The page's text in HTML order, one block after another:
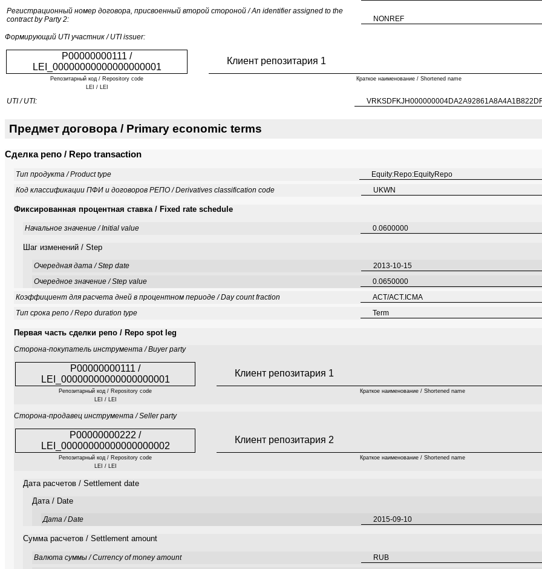
Регистрационный номер договора, присвоенный второй стороной / An identifier assigned to the
contract by Party 2:
NONREF
Формирующий UTI участник / UTI issuer:
P00000000111 /
LEI_00000000000000000001
Клиент репозитария 1
Репозитарный код / Repository code
Краткое наименование / Shortened name
LEI / LEI
UTI / UTI:
Предмет договора / Primary economic terms
Сделка репо / Repo transaction
Тип продукта / Product type
Equity:Repo:EquityRepo
Код классификации ПФИ и договоров РЕПО / Derivatives classification code
UKWN
Фиксированная процентная ставка / Fixed rate schedule
Начальное значение / Initial value 0.0600000
Шаг изменений / Step
Очередная дата / Step date
2013-10-15
Очередное значение / Step value
0.0650000
Коэффициент для расчета дней в процентном периоде / Day count fraction
ACT/ACT.ICMA
Тип срока репо / Repo duration type
Term
Первая часть сделки репо / Repo spot leg
Сторона-покупатель инструмента / Buyer party
P00000000111 /
LEI_00000000000000000001
Клиент репозитария 1
Репозитарный код / Repository code
Краткое наименование / Shortened name
LEI / LEI
Сторона-продавец инструмента / Seller party
P00000000222 /
LEI_00000000000000000002
Клиент репозитария 2
Репозитарный код / Repository code
Краткое наименование / Shortened name
LEI / LEI
Дата расчетов / Settlement date
Дата / Date
Дата / Date 2015-09-10
Сумма расчетов / Settlement amount
Валюта суммы / Currency of money amount
RUB